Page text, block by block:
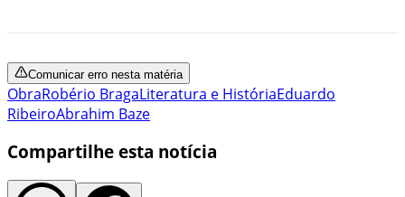
Comunicar erro nesta matéria
ObraRobério BragaLiteratura e HistóriaEduardo
RibeiroAbrahim Baze
Compartilhe esta notícia